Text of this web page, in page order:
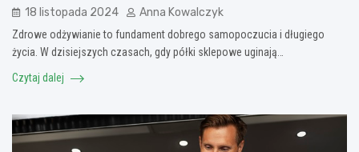
18 listopada 2024 Anna Kowalczyk
Zdrowe odżywianie to fundament dobrego samopoczucia i długiego
życia. W dzisiejszych czasach, gdy półki sklepowe uginają…
Czytaj dalej